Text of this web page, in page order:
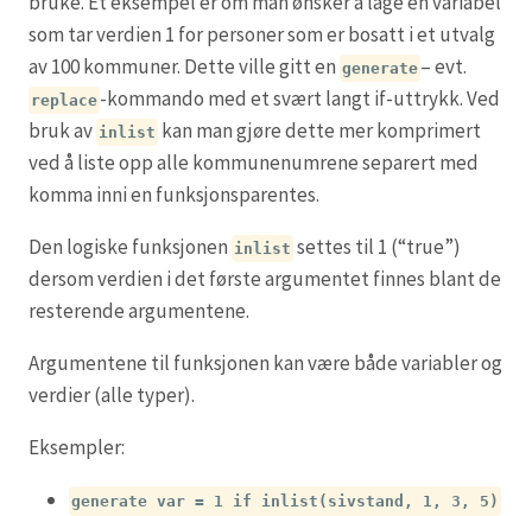
som tar verdien 1 for personer som er bosatt i et utvalg
av 100 kommuner. Dette ville gitt en generate – evt.
replace -kommando med et svært langt if-uttrykk. Ved
bruk av inlist kan man gjøre dette mer komprimert
ved å liste opp alle kommunenumrene separert med
komma inni en funksjonsparentes.
Den logiske funksjonen inlist settes til 1 (“true”)
dersom verdien i det første argumentet finnes blant de
resterende argumentene.
Argumentene til funksjonen kan være både variabler og
verdier (alle typer).
Eksempler:
generate var = 1 if inlist(sivstand, 1, 3, 5)